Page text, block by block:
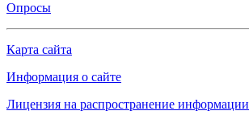
Опросы
Карта сайта
Информация о сайте
Лицензия на распространение информации